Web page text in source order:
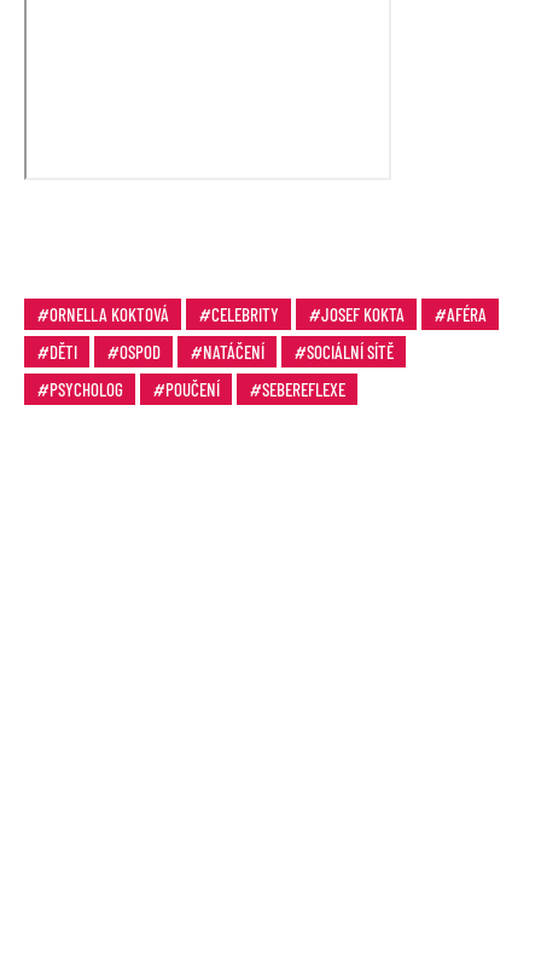
ORNELLA KOKTOVÁ CELEBRITY JOSEF KOKTA
AFÉRA
DĚTI
OSPOD NATÁČENÍ
SOCIÁLNÍ SÍTĚ
PSYCHOLOG
POUČENÍ SEBEREFLEXE